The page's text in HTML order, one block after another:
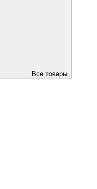
Все товары